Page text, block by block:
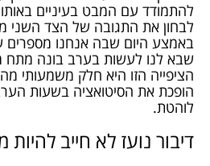
להתמודד עם המבט בעיניים באותו
לבחון את התגובה של הצד השני
באמצע היום שבה אנחנו מספרים
שבא לנו לעשות בערב בונה
הציפייה הזו היא חלק משמעותי
הופכת את הסיטואציה בשעות
לוהטת.
דיבור נועז לא חייב להיות